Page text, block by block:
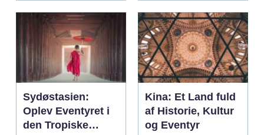
Sydøstasien:
Oplev Eventyret i
den Tropiske
Kina: Et Land fuld
af Historie, Kultur
og Eventyr